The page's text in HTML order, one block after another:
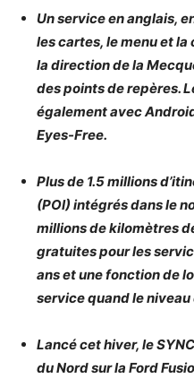
Un service en anglais,
les cartes, le menu et
la direction de la
des points de repères.
également avec
Eyes-Free.
Plus de 1.5 millions
(POI) intégrés dans le
millions de kilomètres
gratuites pour les
ans et une fonction de
service quand le
Lancé cet hiver, le
du Nord sur la Ford